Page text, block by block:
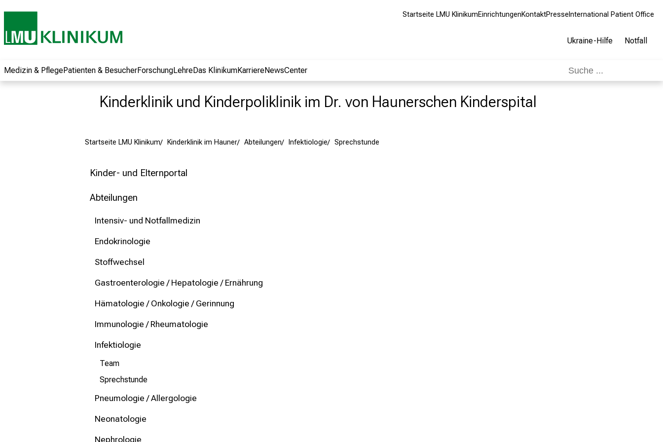
Startseite LMU KlinikumEinrichtungenKontaktPresse International Patient Office
Ukraine-Hilfe Notfall
Medizin & PflegePatienten & BesucherForschungLehreDas KlinikumKarriereNewsCenter
Kinderklinik und Kinderpoliklinik im Dr. von Haunerschen Kinderspital
Startseite LMU Klinikum Kinderklinik im Hauner Abteilungen Infektiologie Sprechstunde
Kinder- und Elternportal
Abteilungen
Intensiv- und Notfallmedizin
Endokrinologie
Stoffwechsel
Gastroenterologie / Hepatologie / Ernährung
Hämatologie / Onkologie / Gerinnung
Immunologie / Rheumatologie
Infektiologie
Team
Sprechstunde
Pneumologie / Allergologie
Neonatologie
Nephrologie
Informationen zu
Jobs, Ausbildungen
Weiterbildungen.
Kommen Sie
begeistern – ganz
ohne Anmeldung.
mehr Informationen